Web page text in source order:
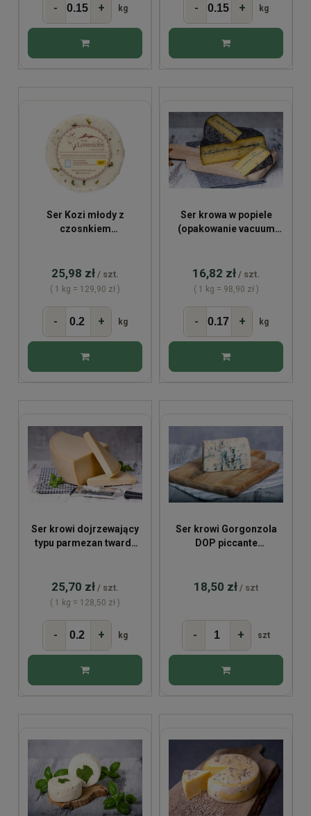
- + kg - + kg
Ser Kozi młody z
czosnkiem
25,98 zł / szt.
( 1 kg = 129,90 zł )
- + kg
Ser krowa w popiele
(opakowanie vacuum
16,82 zł / szt.
( 1 kg = 98,90 zł )
- + kg
Ser krowi dojrzewający
typu parmezan twardy
25,70 zł / szt.
( 1 kg = 128,50 zł )
- + kg
Ser krowi Gorgonzola
DOP piccante
18,50 zł / szt
- + szt